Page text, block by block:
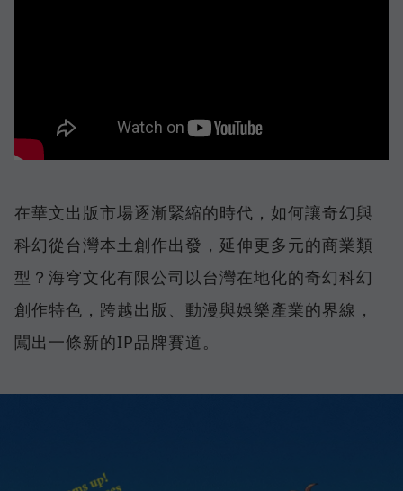
在華文出版市場逐漸緊縮的時代，如何讓奇幻與
科幻從台灣本土創作出發，延伸更多元的商業類
型？海穹文化有限公司以台灣在地化的奇幻科幻
創作特色，跨越出版、動漫與娛樂產業的界線，
闖出一條新的IP品牌賽道。